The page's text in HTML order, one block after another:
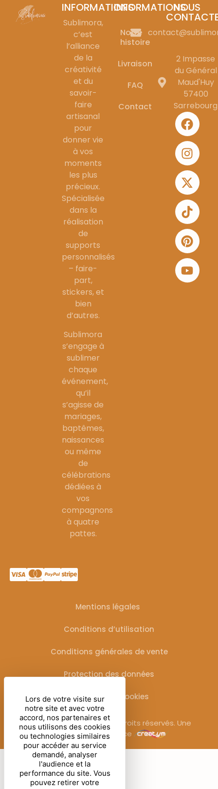
INFORMATIONS
Sublimora,
c’est
l’alliance
de la
créativité
et du
savoir-
faire
artisanal
pour
donner vie
à vos
moments
les plus
précieux.
Spécialisée
dans la
réalisation
de
supports
personnalisés
– faire-
part,
stickers, et
bien
d’autres.
Sublimora
s’engage à
sublimer
chaque
événement,
qu’il
s’agisse de
mariages,
baptêmes,
naissances
ou même
de
célébrations
dédiées à
vos
compagnons
à quatre
pattes.
INFORMATIONS
Notre
histoire
Livraison
FAQ
Contact
NOUS
2 Impasse
du Général
Maud'Huy
57400
Sarrebourg
Mentions légales
Conditions d’utilisation
Conditions générales de vente
Protection des données
Gestion des cookies
© Sublimora – 2025. Tous droits réservés. Une
réalisation de l’agence
Lors de votre visite sur
notre site et avec votre
accord, nos partenaires et
nous utilisons des cookies
ou technologies similaires
pour accéder au service
demandé, analyser
l'audience et la
performance du site. Vous
pouvez retirer votre